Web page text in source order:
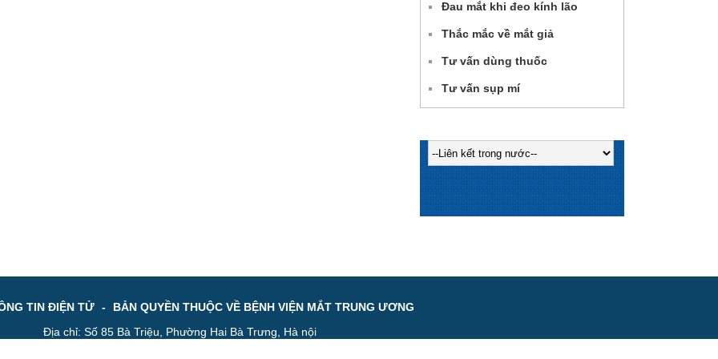
Đau mắt khi đeo kính lão
Thắc mắc về mắt giả
Tư vấn dùng thuốc
Tư vấn sụp mí
TIN ĐIỆN TỬ -
BẢN QUYỀN THUỘC VỀ BỆNH VIỆN MẮT TRUNG ƯƠNG
Địa chỉ: Số 85 Bà Triệu, Phường Hai Bà Trưng, Hà nội